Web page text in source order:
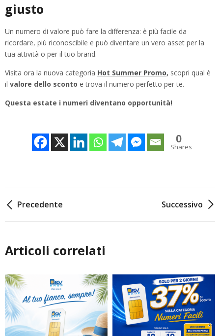
giusto
Un numero di valore può fare la differenza: è più facile da
ricordare, più riconoscibile e può diventare un vero asset per la
tua attività o per il tuo brand.
Visita ora la nuova categoria Hot Summer Promo, scopri qual è
il valore dello sconto e trova il numero perfetto per te.
Questa estate i numeri diventano opportunità!
0
Shares
Navigazione
Precedente Successivo
Articoli correlati